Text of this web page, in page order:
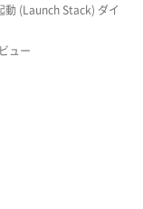
動 (Launch Stack) ダイ
ュー